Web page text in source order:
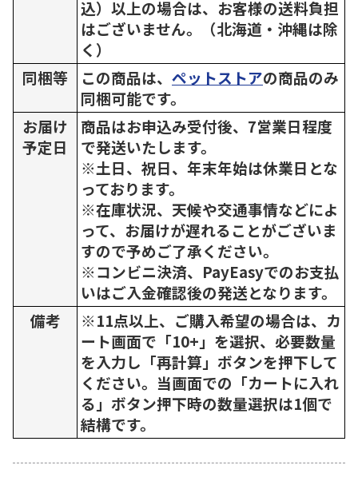
込）以上の場合は、お客様の送料負担
はございません。（北海道・沖縄は除
く）
同梱等
この商品は、 ペットストアの商品のみ
同梱可能です。
お届け
予定日
商品はお申込み受付後、7営業日程度
で発送いたします。
※土日、祝日、年末年始は休業日とな
っております。
※在庫状況、天候や交通事情などによ
って、お届けが遅れることがございま
すので予めご了承ください。
※コンビニ決済、PayEasyでのお支払
いはご入金確認後の発送となります。
備考
※11点以上、ご購入希望の場合は、カ
ート画面で「10+」を選択、必要数量
を入力し「再計算」ボタンを押下して
ください。当画面での「カートに入れ
る」ボタン押下時の数量選択は1個で
結構です。